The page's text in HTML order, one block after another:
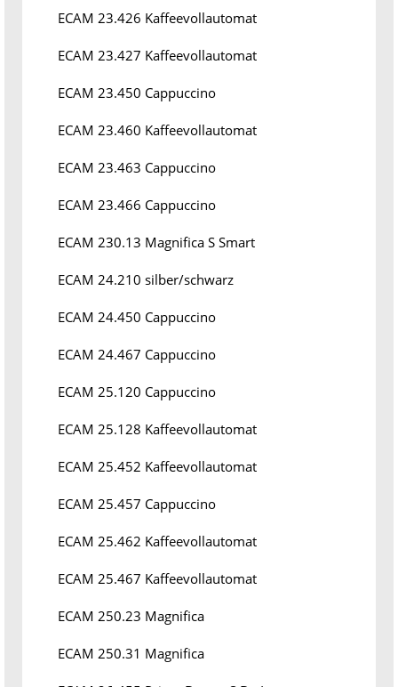
ECAM 23.426 Kaffeevollautomat
ECAM 23.427 Kaffeevollautomat
ECAM 23.450 Cappuccino
ECAM 23.460 Kaffeevollautomat
ECAM 23.463 Cappuccino
ECAM 23.466 Cappuccino
ECAM 230.13 Magnifica S Smart
ECAM 24.210 silber/schwarz
ECAM 24.450 Cappuccino
ECAM 24.467 Cappuccino
ECAM 25.120 Cappuccino
ECAM 25.128 Kaffeevollautomat
ECAM 25.452 Kaffeevollautomat
ECAM 25.457 Cappuccino
ECAM 25.462 Kaffeevollautomat
ECAM 25.467 Kaffeevollautomat
ECAM 250.23 Magnifica
ECAM 250.31 Magnifica